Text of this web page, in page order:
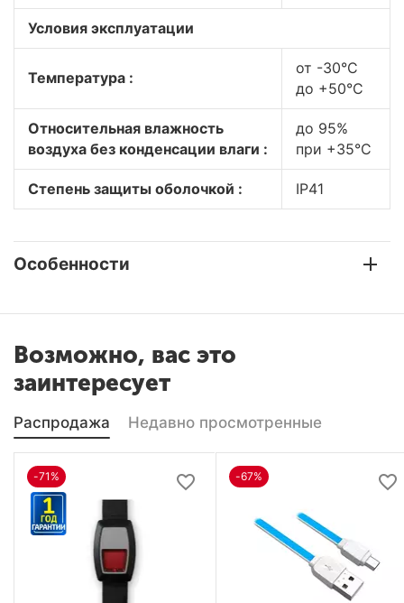
Условия эксплуатации
Температура :
от -30°С
до +50°С
Относительная влажность
воздуха без конденсации влаги :
до 95%
при +35°С
Степень защиты оболочкой : IP41
Особенности
Возможно, вас это
заинтересует
Распродажа Недавно просмотренные
-71% -67%